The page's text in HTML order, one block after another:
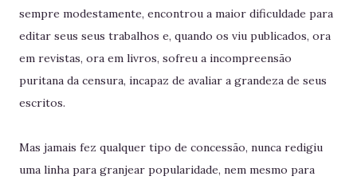
sempre modestamente, encontrou a maior dificuldade para
editar seus seus trabalhos e, quando os viu publicados, ora
em revistas, ora em livros, sofreu a incompreensão
puritana da censura, incapaz de avaliar a grandeza de seus
escritos.
Mas jamais fez qualquer tipo de concessão, nunca redigiu
uma linha para granjear popularidade, nem mesmo para